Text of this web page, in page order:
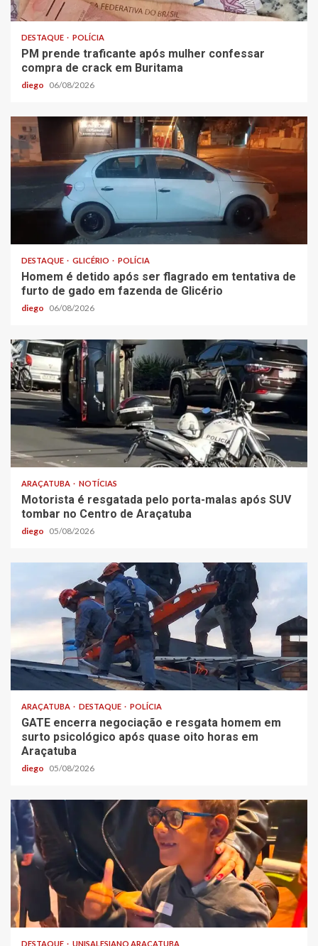
DESTAQUE POLÍCIA
PM prende traficante após mulher confessar
compra de crack em Buritama
diego 06/08/2026
DESTAQUE GLICÉRIO POLÍCIA
Homem é detido após ser flagrado em tentativa de
furto de gado em fazenda de Glicério
diego 06/08/2026
ARAÇATUBA NOTÍCIAS
Motorista é resgatada pelo porta-malas após SUV
tombar no Centro de Araçatuba
diego 05/08/2026
ARAÇATUBA DESTAQUE POLÍCIA
GATE encerra negociação e resgata homem em
surto psicológico após quase oito horas em
Araçatuba
diego 05/08/2026
DESTAQUE UNISALESIANO ARAÇATUBA